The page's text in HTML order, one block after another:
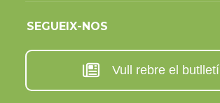
SEGUEIX-NOS
Vull rebre el butlletí